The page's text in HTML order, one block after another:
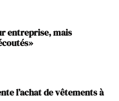
entreprise, mais
l’achat de vêtements à